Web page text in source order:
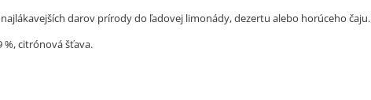
darov prírody do ľadovej limonády, dezertu alebo horúceho čaju.
citrónová šťava.